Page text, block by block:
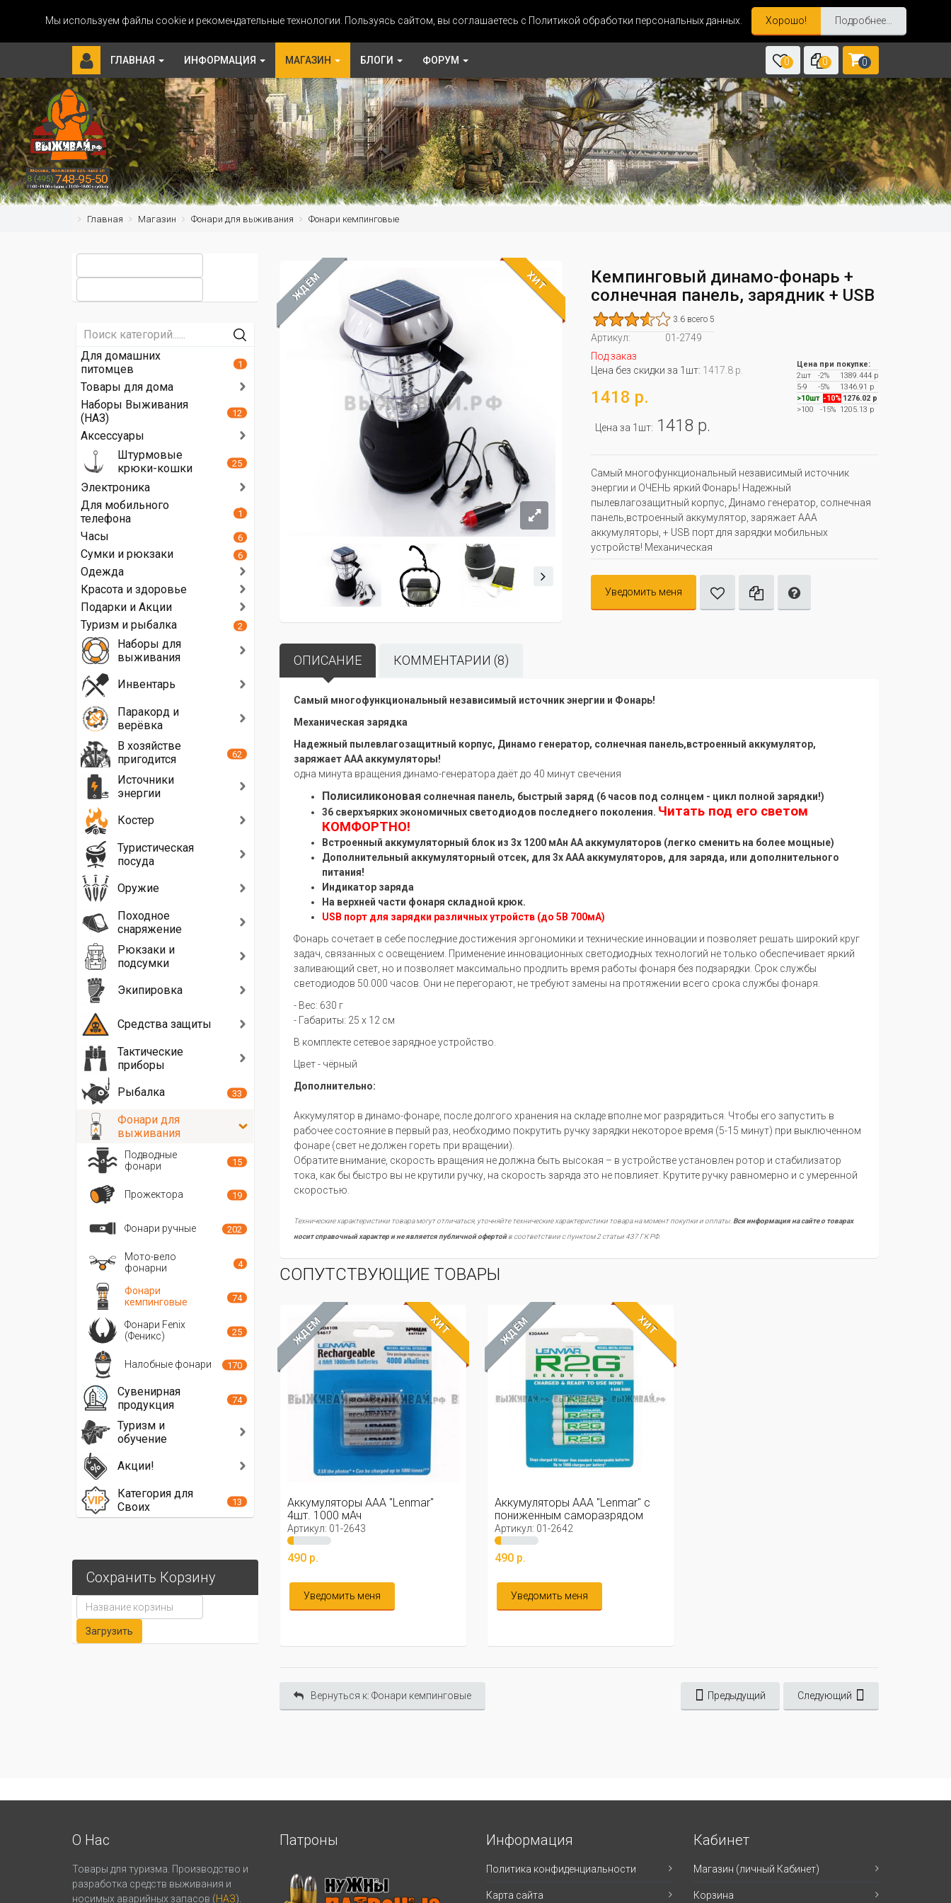
Мы используем файлы cookie и рекомендательные технологии. Пользуясь сайтом, вы соглашаетесь с Политикой обработки персональных данных. Хорошо! Подробнее...
ГЛАВНАЯ ИНФОРМАЦИЯ МАГАЗИН БЛОГИ ФОРУМ 0 0 0
Главная Магазин Фонари для выживания Фонари кемпинговые
ЖДЁМ ХИТ
Кемпинговый динамо-фонарь +
солнечная панель, зарядник + USB
3.6 всего 5
Артикул:
01-2749
Под заказ
Цена без скидки за 1шт: 1417.8 р.
1418 р.
Цена за 1шт: 1418 р.
Цена при покупке:
2шт
-2%
1389.444 р
5-9
-5%
1346.91 р
>10шт -10% 1276.02 р
>100
-15%1205.13 р
Самый многофункциональный независимый источник
энергии и ОЧЕНЬ яркий Фонарь! Надежный
пылевлагозащитный корпус, Динамо генератор, солнечная
панель,встроенный аккумулятор, заряжает ААА
аккумуляторы, + USB порт для зарядки мобильных
устройств! Механическая
Уведомить меня
ОПИСАНИЕ КОММЕНТАРИИ (8)
Самый многофункциональный независимый источник энергии и Фонарь!
Механическая зарядка
Надежный пылевлагозащитный корпус, Динамо генератор, солнечная панель,встроенный аккумулятор,
заряжает ААА аккумуляторы!
одна минута вращения динамо-генератора даёт до 40 минут свечения
Полисиликоноваясолнечная панель, быстрый заряд (6 часов под солнцем - цикл полной зарядки!)
36 сверхъярких экономичных светодиодов последнего поколения. Читать под его светом
КОМФОРТНО!
Встроенный аккумуляторный блок из 3х 1200 мАн АА аккумуляторов (легко сменить на более мощные)
Дополнительный аккумуляторный отсек, для 3х ААА аккумуляторов, для заряда, или дополнительного
питания!
Индикатор заряда
На верхней части фонаря складной крюк.
USB порт для зарядки различных утройств (до 5В 700мА)
Фонарь сочетает в себе последние достижения эргономики и технические инновации и позволяет решать широкий круг
задач, связанных с освещением. Применение инновационных светодиодных технологий не только обеспечивает яркий
заливающий свет, но и позволяет максимально продлить время работы фонаря без подзарядки. Срок службы
светодиодов 50.000 часов. Они не перегорают, не требуют замены на протяжении всего срока службы фонаря.
- Вес: 630 г
- Габариты: 25 х 12 см
В комплекте сетевое зарядное устройство.
Цвет - чёрный
Дополнительно:
Аккумулятор в динамо-фонаре, после долгого хранения на складе вполне мог разрядиться. Чтобы его запустить в
рабочее состояние в первый раз, необходимо покрутить ручку зарядки некоторое время (5-15 минут) при выключенном
фонаре (свет не должен гореть при вращении).
Обратите внимание, скорость вращения не должна быть высокая – в устройстве установлен ротор и стабилизатор
тока, как бы быстро вы не крутили ручку, на скорость заряда это не повлияет. Крутите ручку равномерно и с умеренной
скоростью.
Технические характеристики товара могут отличаться, уточняйте технические характеристики товара на момент покупки и оплаты. Вся информация на сайте о товарах
носит справочный характер и не является публичной офертойв соответствии с пунктом 2 статьи 437 ГК РФ.
СОПУТСТВУЮЩИЕ ТОВАРЫ
ЖДЁМ ХИТ
Аккумуляторы ААА "Lenmar"
4шт. 1000 мАч
Артикул: 01-2643
490 р.
Уведомить меня
ЖДЁМ ХИТ
Аккумуляторы ААА "Lenmar" с
пониженным саморазрядом
4шт. ...
Артикул: 01-2642
490 р.
Уведомить меня
Вернуться к: Фонари кемпинговые Предыдущий Следующий
Для домашних
питомцев
1
Товары для дома
Наборы Выживания
(НАЗ)
12
Аксессуары
Штурмовые
крюки-кошки
25
Электроника
Для мобильного
телефона
1
Часы 6
Сумки и рюкзаки 6
Одежда
Красота и здоровье
Подарки и Акции
Туризм и рыбалка
2
Наборы для
выживания
Инвентарь
Паракорд и
верёвка
В хозяйстве
пригодится
62
Источники
энергии
Костер
Туристическая
посуда
Оружие
Походное
снаряжение
Рюкзаки и
подсумки
Экипировка
Средства защиты
Тактические
приборы
Рыбалка
33
Фонари для
выживания
Подводные
фонари
15
Прожектора 19
Фонари ручные 202
Мото-вело
фонарни
4
Фонари
кемпинговые
74
Фонари Fenix
(Феникс)
25
Налобные фонари 170
Сувенирная
продукция
74
Туризм и
обучение
Акции!
Категория для
Своих
13
Сохранить Корзину
О Нас
Товары для туризма. Производство и
разработка средств выживания и
носимых аварийных запасов (НАЗ).
Патроны Информация
Политика конфиденциальности
Карта сайта
Кабинет
Магазин (личный Кабинет)
Корзина